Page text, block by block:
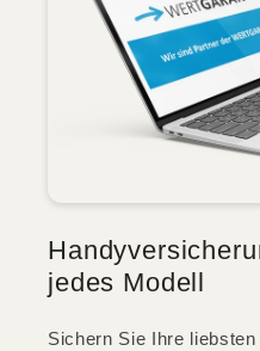
jedes Modell
Sichern Sie Ihre